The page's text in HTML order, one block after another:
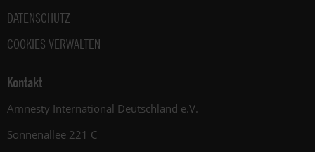
DATENSCHUTZ
COOKIES VERWALTEN
Kontakt
Amnesty International Deutschland e.V.
Sonnenallee 221 C